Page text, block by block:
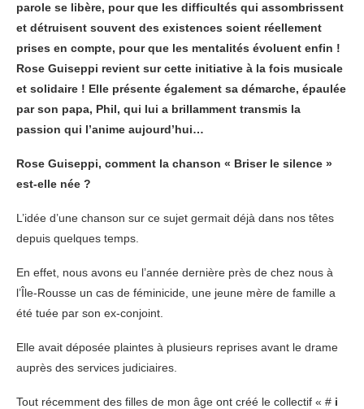
parole se libère, pour que les difficultés qui assombrissent
et détruisent souvent des existences soient réellement
prises en compte, pour que les mentalités évoluent enfin !
Rose Guiseppi revient sur cette initiative à la fois musicale
et solidaire ! Elle présente également sa démarche, épaulée
par son papa, Phil, qui lui a brillamment transmis la
passion qui l’anime aujourd’hui…
Rose Guiseppi, comment la chanson « Briser le silence »
est-elle née ?
L’idée d’une chanson sur ce sujet germait déjà dans nos têtes
depuis quelques temps.
En effet, nous avons eu l’année dernière près de chez nous à
l’Île-Rousse un cas de féminicide, une jeune mère de famille a
été tuée par son ex-conjoint.
Elle avait déposée plaintes à plusieurs reprises avant le drame
auprès des services judiciaires.
Tout récemment des filles de mon âge ont créé le collectif « # i